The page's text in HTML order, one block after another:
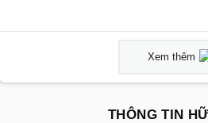
Xem thêm
THÔNG TIN